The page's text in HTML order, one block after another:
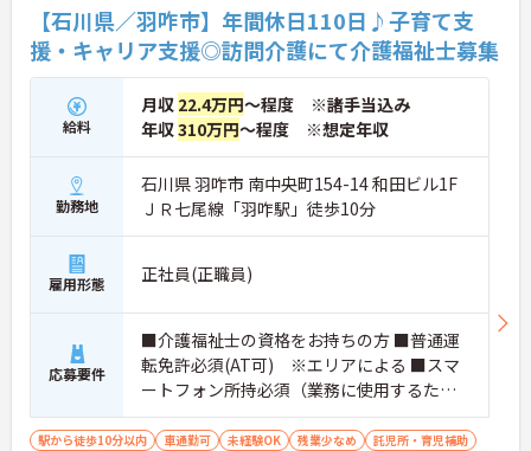
【石川県／羽咋市】年間休日110日♪子育て支
援・キャリア支援◎訪問介護にて介護福祉士募集
給料
月収 22.4万円～程度 ※諸手当込み
年収310万円～程度 ※想定年収
勤務地
石川県 羽咋市 南中央町154-14 和田ビル1F
ＪＲ七尾線「羽咋駅」徒歩10分
雇用形態 正社員(正職員)
応募要件
■介護福祉士の資格をお持ちの方 ■普通運
転免許必須(AT可) ※エリアによる ■スマ
ートフォン所持必須（業務に使用するた
め） ※未経験・ブランク可
駅から徒歩10分以内 車通勤可 未経験OK 残業少なめ
託児所・育児補助